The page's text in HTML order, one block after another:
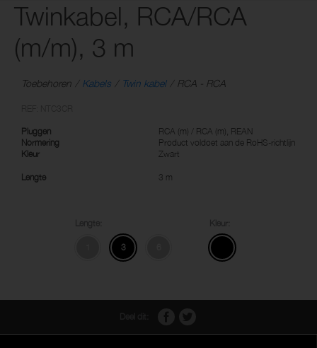
Twinkabel, RCA/RCA
(m/m), 3 m
Toebehoren Kabels Twin kabel RCA - RCA
Pluggen
RCA (m) / RCA (m), REAN
Normering
Product voldoet aan de RoHS-richtlijn
Kleur
Zwart
Lengte 3 m
3